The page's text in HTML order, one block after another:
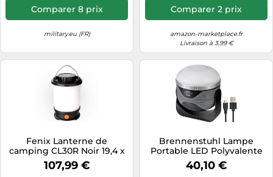
Comparer 8 prix
military.eu (FR)
Comparer 2 prix
amazon-marketplace.fr
Livraison à 3,99 €
Fenix Lanterne de
camping CL30R Noir 19,4 x
9,8 x 9,6 cm
107,99 €
Brennenstuhl Lampe
Portable LED Polyvalente
Rechargeable OLI 310AB
350 lumen, Avec Haut-
40,10 €